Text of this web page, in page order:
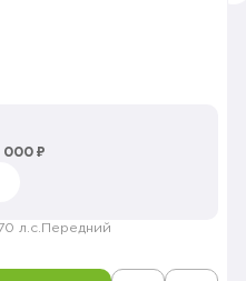
000 ₽
л.с. Передний